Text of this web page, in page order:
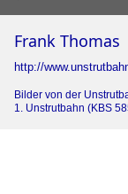
Frank Thomas
http://
Bilder von der
1. Unstrutbahn (KBS